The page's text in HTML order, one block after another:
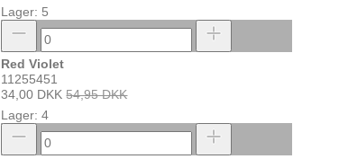
Lager: 5
Red Violet
11255451
34,00 DKK 54,95 DKK
Lager: 4